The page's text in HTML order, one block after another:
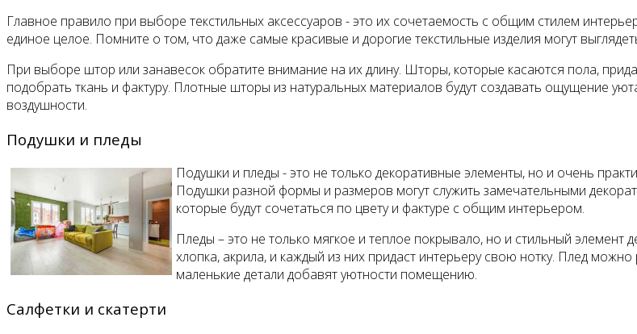
Главное правило при выборе текстильных аксессуаров - это их сочетаемость с общим стилем
единое целое. Помните о том, что даже самые красивые и дорогие текстильные изделия могут
При выборе штор или занавесок обратите внимание на их длину. Шторы, которые касаются пола,
подобрать ткань и фактуру. Плотные шторы из натуральных материалов будут создавать ощущение
воздушности.
Подушки и пледы
Подушки и пледы - это не только декоративные элементы, но и очень
Подушки разной формы и размеров могут служить замечательными
которые будут сочетаться по цвету и фактуре с общим интерьером.
Пледы – это не только мягкое и теплое покрывало, но и стильный
хлопка, акрила, и каждый из них придаст интерьеру свою нотку. Плед
маленькие детали добавят уютности помещению.
Салфетки и скатерти